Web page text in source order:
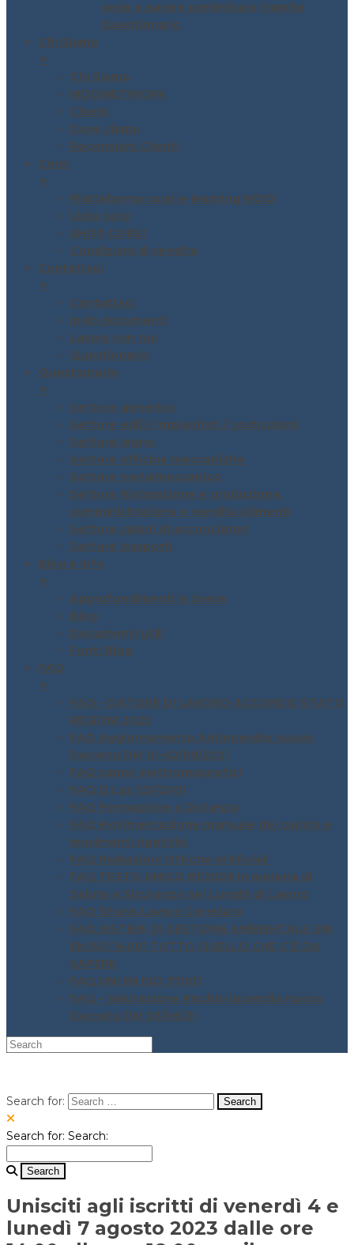
sede e parere preliminare tramite
Questionario
Chi Siamo
▼
Chi Siamo
MODINETWORK
Clienti
Dove siamo
Recensioni Clienti
Corsi
▼
Piattaforma corsi e-learning MODI
Lista corsi
SHOP CORSI
Condizioni di vendita
Contattaci
▼
Contattaci
Invio documenti
Lavora con noi
Questionario
Questionario
▼
Settore generico
Settore edili / impiantisti / costruzioni
Settore legno
Settore officine meccaniche
Settore metalmeccanico
Settore Ristorazione e produzione,
somministrazione e vendita Alimenti
Settore saloni di acconciatori
Settore trasporti
Blog e Info
▼
Approfondimenti in breve
Blog
Documenti utili
Fonti Blog
FAQ
▼
FAQ – DATORE DI LAVORO ACCORDO STATO
REGIONI 2025
FAQ Aggiornamento Antincendio nuovo
Decreto DM 01-02/09/2021
FAQ campi elettromagnetici
FAQ D.Lgs 231/2001
FAQ Formazione a Distanza
FAQ Movimentazione manuale dei carichi e
movimenti ripetitivi
FAQ Radiazioni Ottiche Artificiali
FAQ TESTO UNICO 81/2028 in materia di
Salute e Sicurezza nei Luoghi di Lavoro
FAQ Stress Lavoro Correlato
FAQ SISTEMI DI GESTIONE AMBIENTALE UNI
EN ISO 14001 TUTTO QUELLO CHE C’È DA
SAPERE
FAQ UNI EN ISO 37001
FAQ – Valutazione Rischio incendio nuovo
Decreto DM 03/06/21
Search for:
Search for: Search:
Unisciti agli iscritti di venerdì 4 e
lunedì 7 agosto 2023 dalle ore